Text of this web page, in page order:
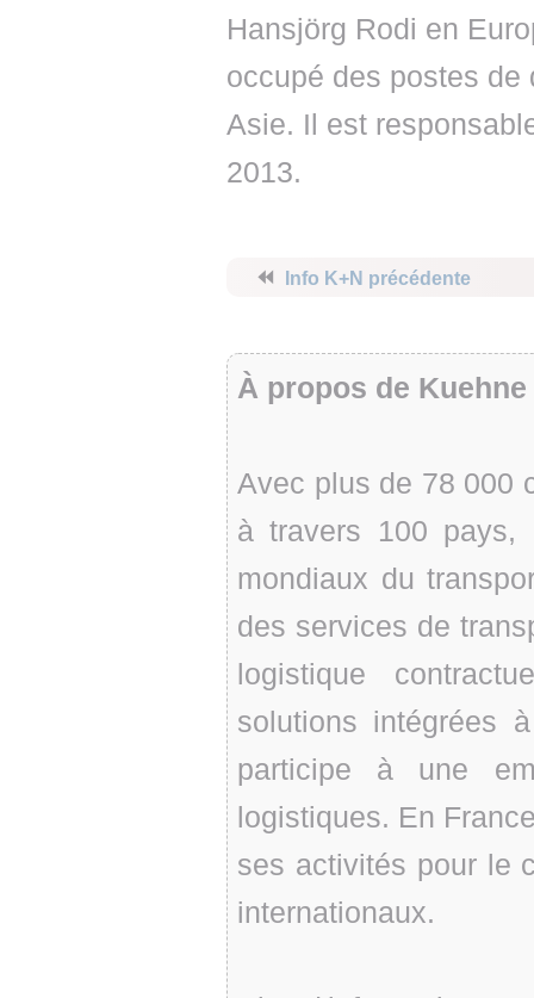
Hansjörg Rodi en
occupé des postes
Asie. Il est
2013.
⏪ Info K+N précédente
À propos de Kuehne
Avec plus de 78 000
à travers 100 pays,
mondiaux du
des services de
logistique
solutions intégrées
participe à une
logistiques. En
ses activités pour le
internationaux.